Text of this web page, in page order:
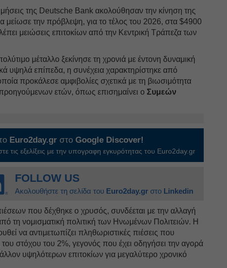
της Deutsche Bank ακολούθησαν την κίνηση της
μείωσε την πρόβλεψη, για το τέλος του 2026, στα $4900
μειώσεις επιτοκίων από την Κεντρική Τράπεζα των
μέταλλο ξεκίνησε τη χρονιά με έντονη δυναμική
υψηλά επίπεδα, η συνέχεια χαρακτηρίστηκε από
προκάλεσε αμφιβολίες σχετικά με τη βιωσιμότητα
ετών, όπως επισημαίνει οΣυμεών
Euro2day.gr στοGoogle Discover!
τις εξελίξεις με την υπογραφη εγκυρότητας του Euro2day.gr
FOLLOW US
Ακολουθήστε τη σελίδα του Euro2day.gr στο Linkedin
που δέχθηκε ο χρυσός, συνδέεται με την αλλαγή
τη νομισματική πολιτική των Ηνωμένων Πολιτειών. Η
να αντιμετωπίζει πληθωριστικές πιέσεις που
στόχου του 2%, γεγονός που έχει οδηγήσει την αγορά
υψηλότερων επιτοκίων για μεγαλύτερο χρονικό